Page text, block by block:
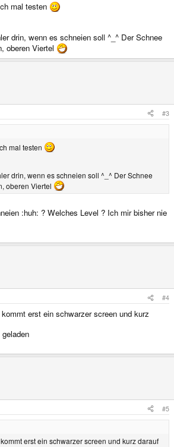
mal testen
drin, wenn es schneien soll ^_^ Der Schnee
oberen Viertel
#3
mal testen
drin, wenn es schneien soll ^_^ Der Schnee
oberen Viertel
:huh: ? Welches Level ? Ich mir bisher nie
#4
erst ein schwarzer screen und kurz
#5
erst ein schwarzer screen und kurz darauf